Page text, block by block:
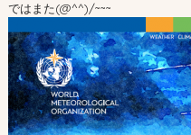
ではまた(@^^)/~~~